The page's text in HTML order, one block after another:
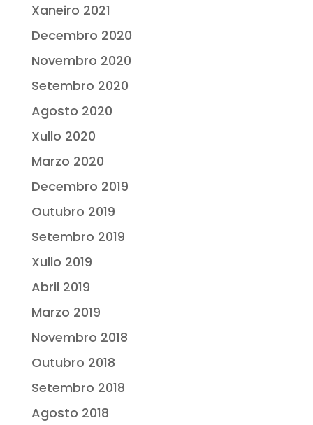
Xaneiro 2021
Decembro 2020
Novembro 2020
Setembro 2020
Agosto 2020
Xullo 2020
Marzo 2020
Decembro 2019
Outubro 2019
Setembro 2019
Xullo 2019
Abril 2019
Marzo 2019
Novembro 2018
Outubro 2018
Setembro 2018
Agosto 2018